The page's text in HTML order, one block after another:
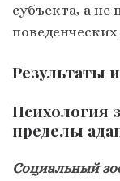
субъекта, а не
Результаты
Психология
пределы
Социальный